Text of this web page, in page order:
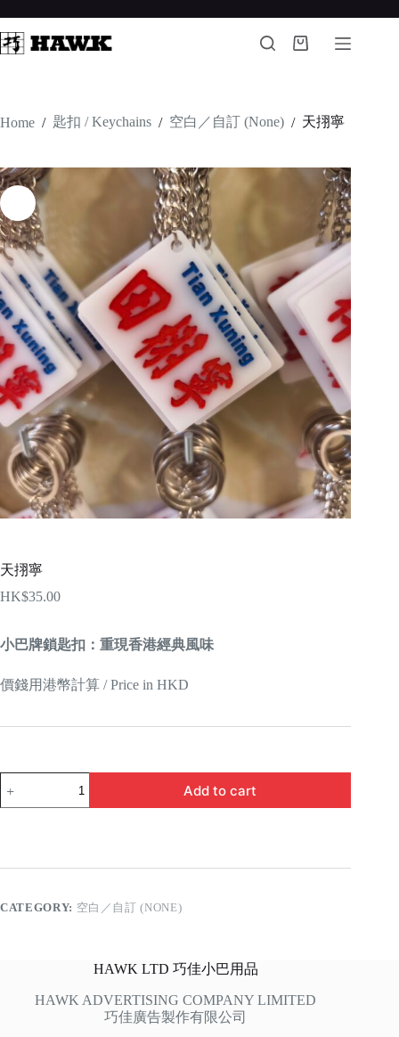
to
content
Shopping
Home / 匙扣 / Keychains / 空白／自訂 (None) / 天挧寧
天挧寧
HK$35.00
小巴牌鎖匙扣：重現香港經典風味
價錢用港幣計算 / Price in HKD
挧
Add to cart
CATEGORY: 空白／自訂 (NONE)
HAWK LTD 巧佳小巴用品
HAWK ADVERTISING COMPANY LIMITED
巧佳廣告製作有限公司